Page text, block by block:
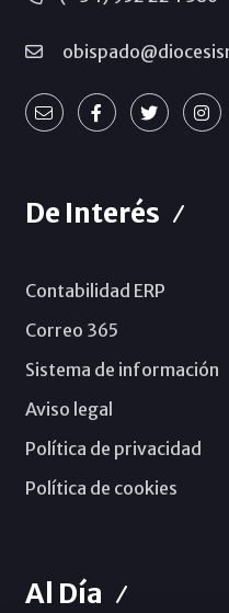
De Interés
Contabilidad ERP
Correo 365
Sistema de información
Aviso legal
Política de privacidad
Política de cookies
Al Día